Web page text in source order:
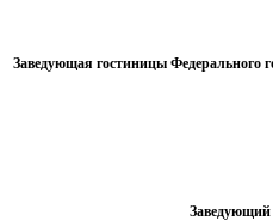
Заведующая гостиницы Федерального
Заведующий